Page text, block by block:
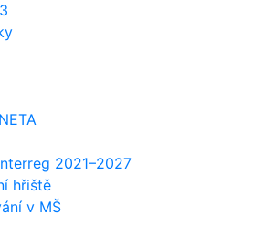
2021–2027
hřiště
v MŠ